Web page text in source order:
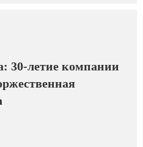
30-летие компании